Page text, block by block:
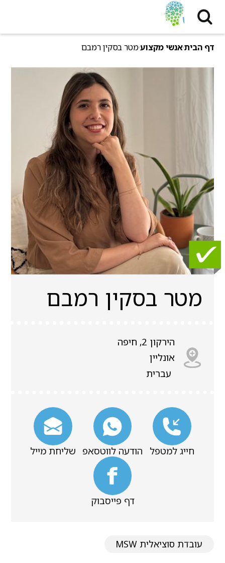
דף הביתאנשי מקצועמטר בסקין רמבם
מטר בסקין רמבם
הירקון 2, חיפה
אונליין
עברית
חייג למטפל הודעה לווטסאפ שליחת מייל
דף פייסבוק
עובדת סוציאלית MSW